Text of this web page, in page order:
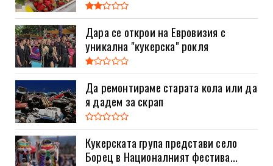
Дара се открои на Евровизия с
уникална "кукерска" рокля
Да ремонтираме старата кола или да
я дадем за скрап
Кукерската група представи село
Борец в Националният фестива...